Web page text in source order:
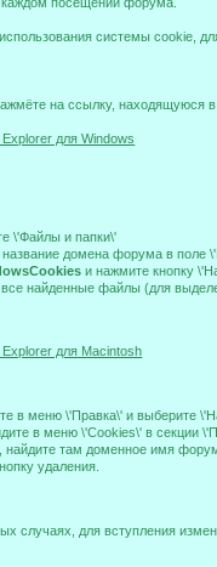
системы cookie,
на ссылку, находящуюся
для Windows
\'Файлы и папки\'
название домена форума в
и нажмите кнопку
найденные файлы (для
для Macintosh
в меню \'Правка\' и выберите
в меню \'Cookies\' в секции
найдите там доменное имя
удаления.
случаях, для вступления